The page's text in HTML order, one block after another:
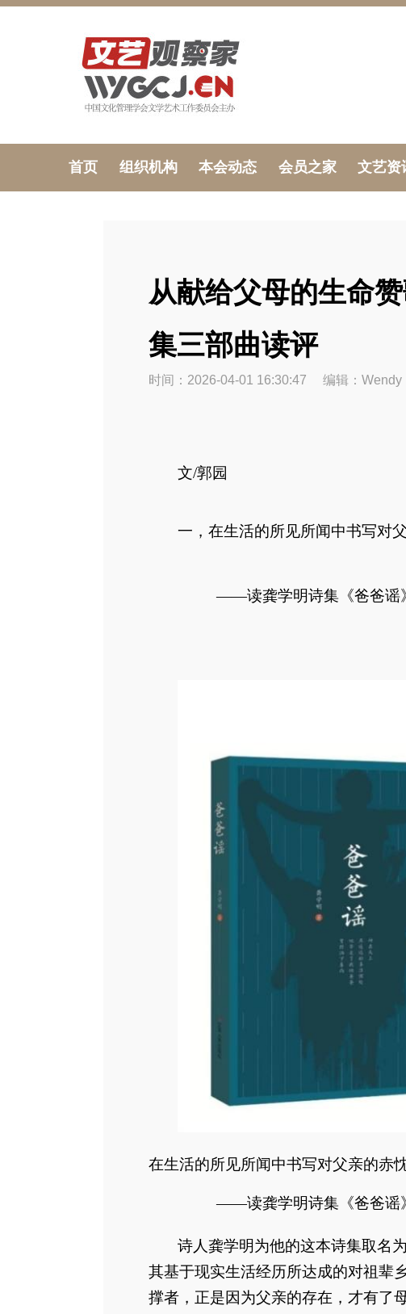
首页 组织机构 本会动态 会员之家 文艺资
从献给父母的生命
集三部曲读评
时间：2026-04-01 16:30:47 编辑：Wendy
文/郭园
一， 在生活的所见所闻中书写对
——读龚学明诗集《爸爸谣
在生活的所见所闻中书写对父亲的赤
——读龚学明诗集《爸爸谣
诗人龚学明为他的这本诗集取名
其基于现实生活经历所达成的对祖辈
撑者，正是因为父亲的存在，才有了